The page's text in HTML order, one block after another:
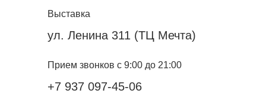
Выставка
ул. Ленина 311 (ТЦ Мечта)
Прием звонков с 9:00 до 21:00
+7 937 097-45-06